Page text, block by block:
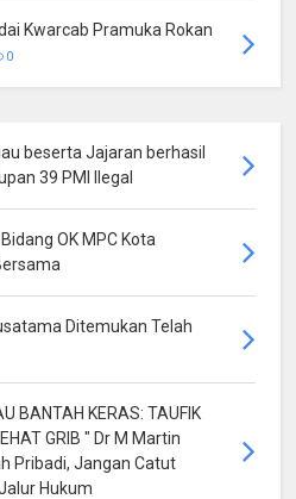
Kwarcab Pramuka Rokan
0
beserta Jajaran berhasil
39 PMI Ilegal
OK MPC Kota
Ditemukan Telah
BANTAH KERAS: TAUFIK
GRIB " Dr M Martin
Pribadi, Jangan Catut
Hukum